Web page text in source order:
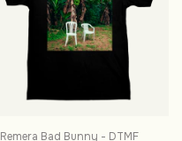
Remera Bad Bunny - DTMF